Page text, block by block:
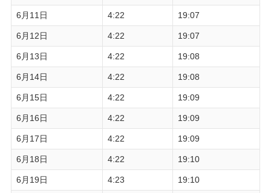
6月11日 4:22 19:07
6月12日 4:22 19:07
6月13日 4:22 19:08
6月14日 4:22 19:08
6月15日 4:22 19:09
6月16日 4:22 19:09
6月17日 4:22 19:09
6月18日 4:22 19:10
6月19日 4:23 19:10